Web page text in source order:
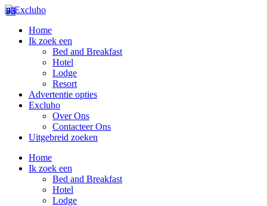
Home
Ik zoek een
Bed and Breakfast
Hotel
Lodge
Resort
Advertentie opties
Excluho
Over Ons
Contacteer Ons
Uitgebreid zoeken
Home
Ik zoek een
Bed and Breakfast
Hotel
Lodge
75
98
62